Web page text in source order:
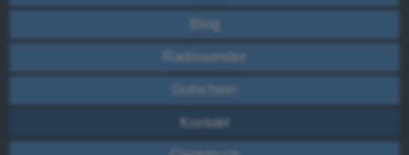
Blog
Radiosender
Gutschein
Kontakt